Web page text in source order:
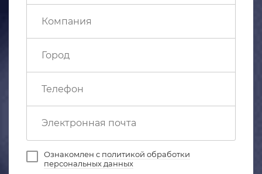
Ознакомлен с политикой обработки
персональных данных